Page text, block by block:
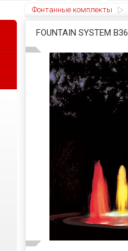
Фонтанные комплекты
FOUNTAIN SYSTEM